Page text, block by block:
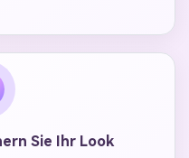
Sie Ihr Look